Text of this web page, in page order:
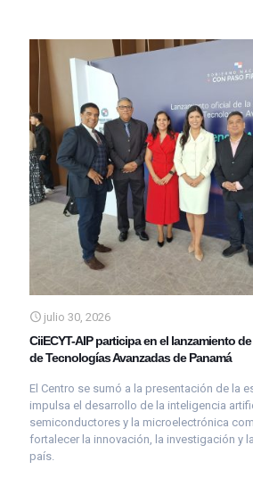
julio 30, 2026
CiiECYT-AIP participa en el lanzamiento
de Tecnologías Avanzadas de Panamá
El Centro se sumó a la presentación de la
impulsa el desarrollo de la inteligencia
semiconductores y la microelectrónica
fortalecer la innovación, la investigación y
país.